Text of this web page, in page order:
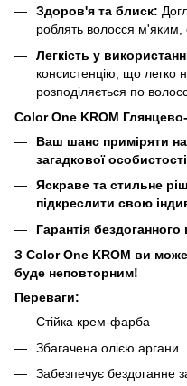
Здоров'я та блиск:
роблять волосся
Легкість у
консистенцію, що легко
розподіляється по
Color One KROM
Ваш шанс приміряти на
загадкової
Яскраве та стильне
підкреслити свою
Гарантія
З Color One KROM ви
буде неповторним!
Переваги:
Стійка крем-фарба
Збагачена олією аргани
Забезпечує бездоганне